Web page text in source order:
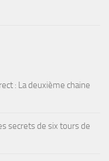
: La deuxième chaine
secrets de six tours de